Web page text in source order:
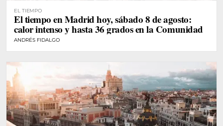
EL TIEMPO
El tiempo en Madrid hoy, sábado 8 de agosto:
calor intenso y hasta 36 grados en la Comunidad
ANDRÉS FIDALGO